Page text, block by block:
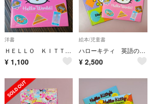
洋書
ＨＥＬＬＯ ＫＩＴＴＹ：ＨＥＬＬＯ ＷＯＲＬＤ！（Ｈ）
¥ 1,100
絵本/児童書
ハローキティ 英語の絵本｢Hello Shapes｣&｢Hello World｣
¥ 2,500